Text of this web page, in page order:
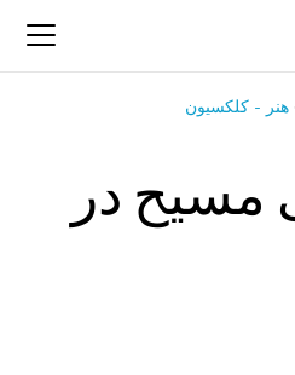
هنر - کلکسیون
مسیح در